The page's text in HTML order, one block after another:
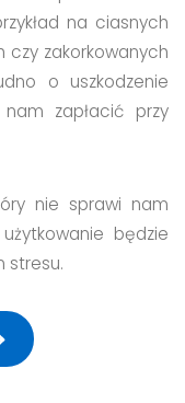
na ciasnych
zakorkowanych
o uszkodzenie
zapłacić przy
nie sprawi nam
będzie
stresu.